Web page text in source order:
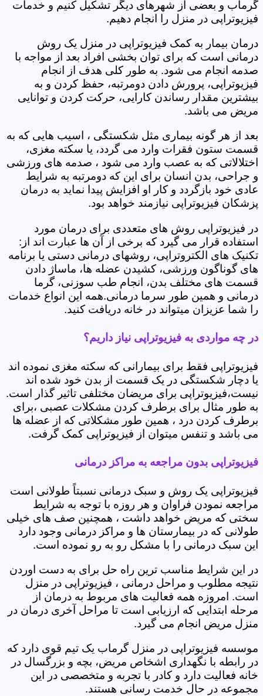
گرماب و بعضی از شهرهای دیگر تشکیل کنیم و خدمات
فیزیوتراپی در منزل را انجام دهیم.
درمان بیمار به کمک فیزیوتراپی در منزل یک روش
درمانی است که برای توان بخشی افراد بعد از مواجه با
صدمه انجام می شود. به طور کلی هدف از انجام
فیزیوتراپی، پرورش دادن دومرتبه، حفظ کردن و به
بیشترین مقدار رساندن کارایی، حرکت کردن و توانایی
مریض می باشد.
بعد از هر گونه بیماری مثل شکستگی ، اسیب هایی که به
قسمت ستون فقرات وارد می گردد، یا سکته مغزی،
اختلالاتی که به عصب وارد می شود ، صدمه های ورزشی
و جراحی، بدن انسان برای این که دومرتبه به شرایط
عادی خود بازگردد و کار او افزایش پیدا نماید به درمان
پزشکان فیزیوتراپی نیازمند خواهد بود.
در فیزیوتراپی روش های متعددی برای درمان مورد
استفاده قرار می گیرد که برخی از آن ها عبارت اند از:
تکنیک های الکتروتراپی، روشهای درمانی دستی یا برنامه
های گوناگون ورزشی، کشیدن عضله ها، ماساژ دادن
قسمت های مختلف بدن، انجام طب سوزنی، گرما
درمانی و همین طور سرما درمانی.همه این انواع خدمات
را شما عزیزان میتواند در خانه دریافت کنید.
در چه مواردی به فیزیوتراپی نیاز داریم؟
فیزیوتراپی فقط برای بیمارانی که سکته مغزی نموده اند
یا دچار شکستگی در یک قسمت از بدن خود شده اند
نیست،فیزیوتراپی برای مریضان مختلفی تاثیر گذار است.
به طور مثال برای برطرف کردن مشکلات عصبی ،برای
برطرف کردن درد ، همین طور مشکلاتی که از عضله ها
می باشد و تنفس میتوان از فیزیوتراپی کمک گرفت.
فیزیوتراپی بدون مراجعه به مراکز درمانی
فیزیوتراپی یک روش و سبک درمانی نسبتاً طولانی است
مراجعه نمودن فراوان و هر روزه با توجه به شرایط
سختی که مریض خواهد داشت ، همچنین صف های خیلی
طولانی که در بیمارستان ها و مراکز درمانی وجود دارد
این سبک درمانی را با مشکل رو به رو نموده است.
در این شرایط مناسب ترین راه حل برای به دست اوردن
نتیجه مطلوب و مراحل درمانی ، فیزیوتراپی در منزل
است. امروزه همه فعالیت های مربوط به درمان از
مرحله ابتدایی که ارزیابی است تا مراحل آخری درمان در
منزل مریض انجام می گیرد.
موسسه فیزیوتراپی در منزل گرماب یک تیم قوی دارد که
در رابطه با نگهداری اشخاص مریض، بچه و بزرگسال در
خانه فعالیت دارد و کادر با تجربه و متخصصی در این
مجموعه در حال خدمت رسانی هستند.